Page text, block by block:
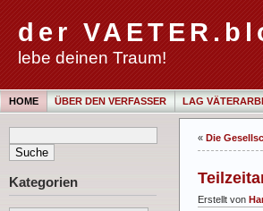
der
lebe deinen Traum!
HOME ÜBER DEN VERFASSER LAG
Kategorien
« Die
Erstellt von